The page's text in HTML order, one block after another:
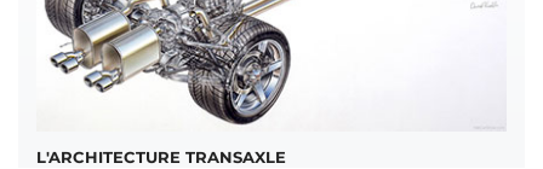
L'ARCHITECTURE TRANSAXLE